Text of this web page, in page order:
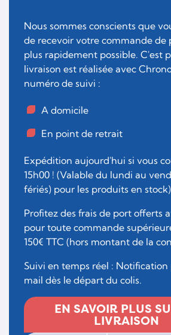
Nous sommes conscients que
de recevoir votre commande de
plus rapidement possible. C'est
livraison est réalisée avec
numéro de suivi :
A domicile
En point de retrait
Expédition aujourd'hui si vous
15h00 ! (Valable du lundi au
fériés) pour les produits en
Profitez des frais de port offerts
pour toute commande
150€ TTC (hors montant de la
Suivi en temps réel : Notification
mail dès le départ du colis.
EN SAVOIR PLUS
LIVRAISON